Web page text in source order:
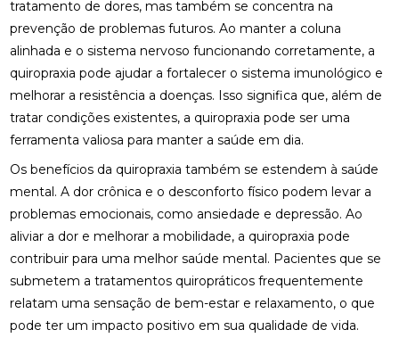
tratamento de dores, mas também se concentra na
prevenção de problemas futuros. Ao manter a coluna
alinhada e o sistema nervoso funcionando corretamente, a
quiropraxia pode ajudar a fortalecer o sistema imunológico e
melhorar a resistência a doenças. Isso significa que, além de
tratar condições existentes, a quiropraxia pode ser uma
ferramenta valiosa para manter a saúde em dia.
Os benefícios da quiropraxia também se estendem à saúde
mental. A dor crônica e o desconforto físico podem levar a
problemas emocionais, como ansiedade e depressão. Ao
aliviar a dor e melhorar a mobilidade, a quiropraxia pode
contribuir para uma melhor saúde mental. Pacientes que se
submetem a tratamentos quiropráticos frequentemente
relatam uma sensação de bem-estar e relaxamento, o que
pode ter um impacto positivo em sua qualidade de vida.
BENEFÍCIOS DA OSTEOPATIA PARA A COLUNA
BENEFÍCIOS DA OSTEOPATIA RJ PARA SUA SAÚDE
BENEFÍCIOS DA PALMILA ORTOPÉDICA PARA
SAÚDE
BENEFÍCIOS DA PALMILHA PARA JOANETE QUE
VOCÊ PRECISA CONHECER
BENEFÍCIOS DA QUIROPRAXIA CERVICAL
BENEFÍCIOS DA QUIROPRAXIA CERVICAL PARA SUA
SAÚDE
BENEFÍCIOS DA QUIROPRAXIA CERVICAL PARA SUA
SAÚDE: GUIA COMPLETO